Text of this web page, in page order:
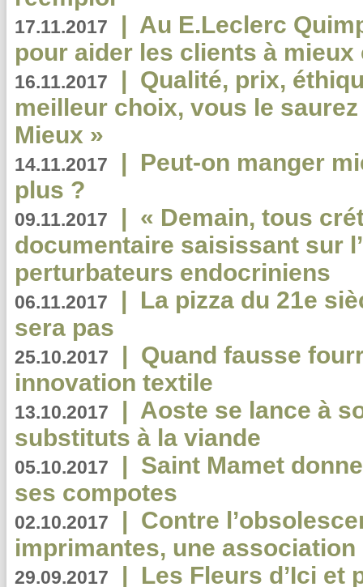
17.11.2017 | Au E.Leclerc
pour aider les clients à
16.11.2017 | Qualité, prix,
meilleur choix, vous le
Mieux »
14.11.2017 | Peut-on manger
plus ?
09.11.2017 | « Demain, tous
documentaire saisissant sur
perturbateurs endocriniens
06.11.2017 | La pizza du 21e
sera pas
25.10.2017 | Quand fausse
innovation textile
13.10.2017 | Aoste se lance à
substituts à la viande
05.10.2017 | Saint Mamet
ses compotes
02.10.2017 | Contre
imprimantes, une
29.09.2017 | Les Fleurs d’Ici et